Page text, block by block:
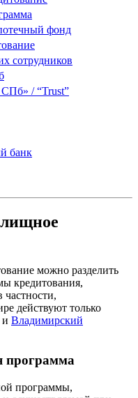
фонд
сотрудников
/ “Trust”
банк
можно разделить
кредитования,
частности,
действуют только
и Владимирский
программа
программы,